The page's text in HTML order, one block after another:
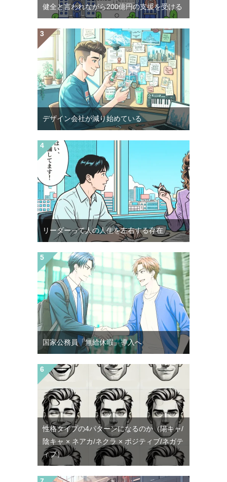
健全と言われながら200億円の支援を受ける
デザイン会社が減り始めている
リーダーって人の人生を左右する存在
国家公務員「無給休暇」導入へ
性格タイプの4パターンになるのか（陽キャ/
陰キャ × ネアカ/ネクラ × ポジティブ/ネガテ
ィブ）